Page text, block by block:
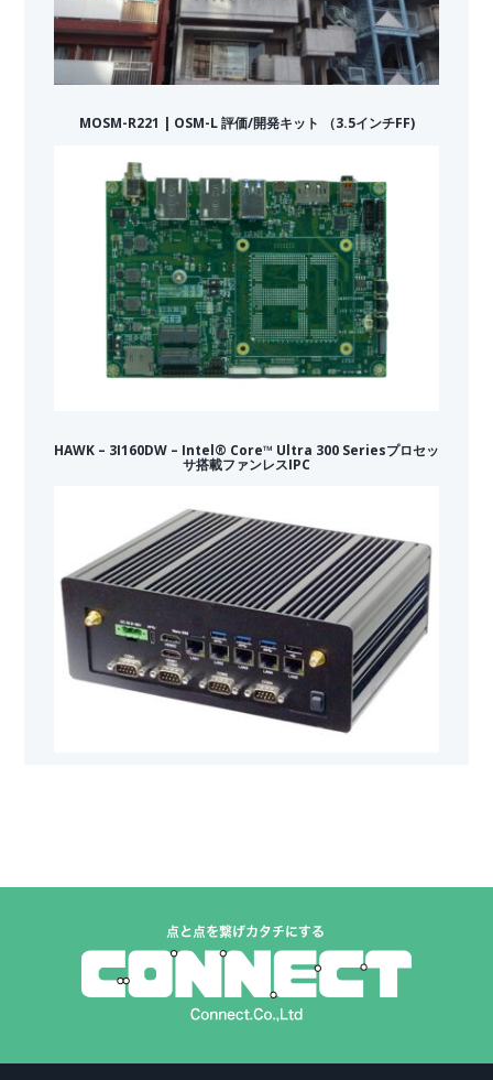
MOSM-R221 | OSM-L 評価/開発キット （3.5インチFF)
HAWK – 3I160DW – Intel® Core™ Ultra 300 Seriesプロセッ
サ搭載ファンレスIPC